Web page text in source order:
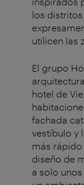
los
utilicen las
El grupo
hotel de
fachada
vestíbulo y
más
diseño de
a solo